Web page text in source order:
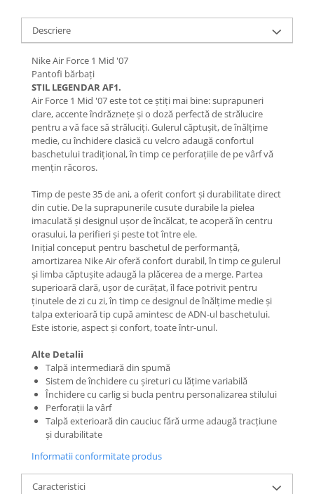
Descriere
Nike Air Force 1 Mid '07
Pantofi bărbați
STIL LEGENDAR AF1.
Air Force 1 Mid '07 este tot ce știți mai bine: suprapuneri
clare, accente îndrăznețe și o doză perfectă de strălucire
pentru a vă face să străluciți. Gulerul căptușit, de înălțime
medie, cu închidere clasică cu velcro adaugă confortul
baschetului tradițional, în timp ce perforațiile de pe vârf vă
mențin răcoros.
Timp de peste 35 de ani, a oferit confort și durabilitate direct
din cutie. De la suprapunerile cusute durabile la pielea
imaculată și designul ușor de încălcat, te acoperă în centru
orasului, la perifieri și peste tot între ele.
Inițial conceput pentru baschetul de performanță,
amortizarea Nike Air oferă confort durabil, în timp ce gulerul
și limba căptușite adaugă la plăcerea de a merge. Partea
superioară clară, ușor de curățat, îl face potrivit pentru
ținutele de zi cu zi, în timp ce designul de înălțime medie și
talpa exterioară tip cupă amintesc de ADN-ul baschetului.
Este istorie, aspect și confort, toate într-unul.
Alte Detalii
Talpă intermediară din spumă
Sistem de închidere cu șireturi cu lățime variabilă
Închidere cu carlig si bucla pentru personalizarea stilului
Perforații la vârf
Talpă exterioară din cauciuc fără urme adaugă tracțiune
și durabilitate
Informatii conformitate produs
Caracteristici